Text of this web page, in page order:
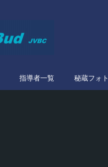
指導者一覧 秘蔵フォト